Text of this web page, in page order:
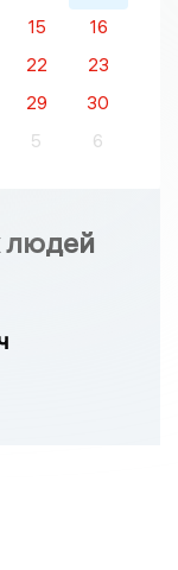
15
16
22
23
29
30
5 6
людей